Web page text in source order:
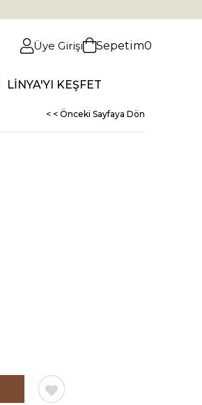
Üye Girişi Sepetim0
LİNYA'YI KEŞFET
< < Önceki Sayfaya Dön